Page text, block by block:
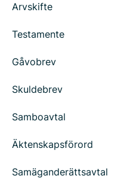
Arvskifte
Testamente
Gåvobrev
Skuldebrev
Samboavtal
Äktenskapsförord
Samäganderättsavtal